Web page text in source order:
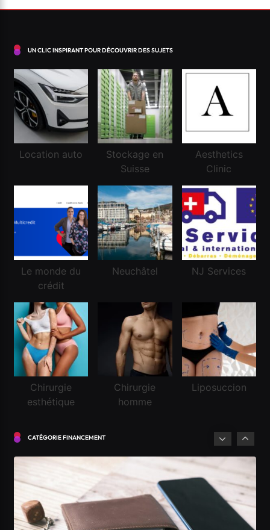
UN CLIC INSPIRANT POUR DÉCOUVRIR DES SUJETS
Location auto
Stockage en
Suisse
Aesthetics
Clinic
Le monde du
crédit
Neuchâtel NJ Services
Chirurgie
esthétique
Chirurgie
homme
Liposuccion
CATÉGORIE FINANCEMENT
Réussir une demande de crédit frontalier
Mars 3, 2026
Suisse